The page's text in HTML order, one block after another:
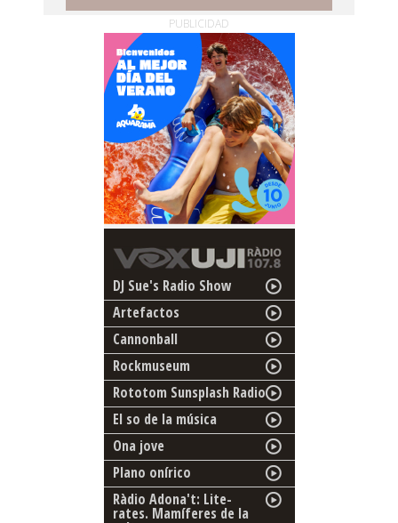
PUBLICIDAD
DJ Sue's Radio Show
Artefactos
Cannonball
Rockmuseum
Rototom Sunsplash Radio
El so de la música
Ona jove
Plano onírico
Ràdio Adona't: Lite-
rates. Mamíferes de la